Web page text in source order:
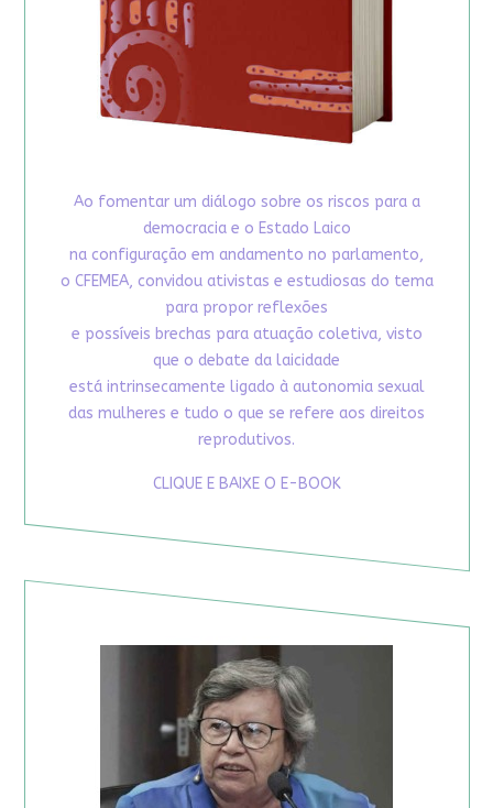
Ao fomentar um diálogo sobre os riscos para a
democracia e o Estado Laico
na configuração em andamento no parlamento,
o CFEMEA, convidou ativistas e estudiosas do tema
para propor reflexões
e possíveis brechas para atuação coletiva, visto
que o debate da laicidade
está intrinsecamente ligado à autonomia sexual
das mulheres e tudo o que se refere aos direitos
reprodutivos.
CLIQUE E BAIXE O E-BOOK